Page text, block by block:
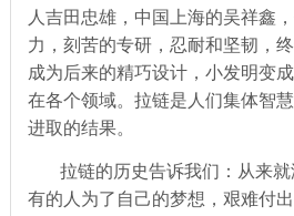
人吉田忠雄，中国上海的吴祥鑫
力，刻苦的专研，忍耐和坚韧，
成为后来的精巧设计，小发明变
在各个领域。拉链是人们集体智
进取的结果。
拉链的历史告诉我们：从来就
有的人为了自己的梦想，艰难付